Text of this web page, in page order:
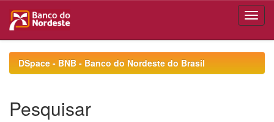
navigationDSpace - BNB - Banco do Nordeste do Brasil
Pesquisar